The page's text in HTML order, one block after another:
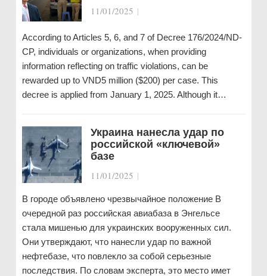
11/01/2025 |
According to Articles 5, 6, and 7 of Decree 176/2024/ND-
CP, individuals or organizations, when providing
information reflecting on traffic violations, can be
rewarded up to VND5 million ($200) per case. This
decree is applied from January 1, 2025. Although it…
Украина нанесла удар по
российской «ключевой»
базе
11/01/2025 |
В городе объявлено чрезвычайное положение В
очередной раз российская авиабаза в Энгельсе
стала мишенью для украинских вооруженных сил.
Они утверждают, что нанесли удар по важной
нефтебазе, что повлекло за собой серьезные
последствия. По словам эксперта, это место имет